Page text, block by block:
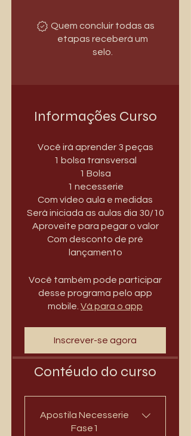
Quem concluir todas as
etapas receberá um
selo.
Informações Curso
Você irá aprender 3 peças
1 bolsa transversal
1 Bolsa
1 necesserie
Com vídeo aula e medidas
Será iniciada as aulas dia 30/10
Aproveite para pegar o valor
Com desconto de pré
lançamento
Você também pode participar
desse programa pelo app
mobile. Vá para o app
Inscrever-se agora
Contéudo do curso
Apostila Necesserie
Fase1